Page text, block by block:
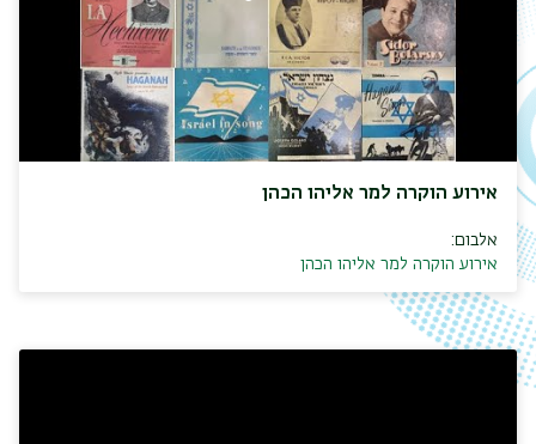
אירוע הוקרה למר אליהו הכהן
אלבום:
אירוע הוקרה למר אליהו הכהן